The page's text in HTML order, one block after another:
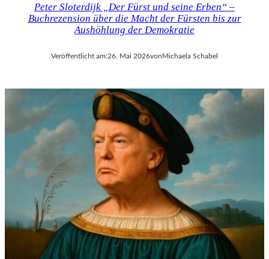
Peter Sloterdijk „Der Fürst und seine Erben“ –
Buchrezension über die Macht der Fürsten bis zur
Aushöhlung der Demokratie
Veröffentlicht am:26. Mai 2026vonMichaela Schabel